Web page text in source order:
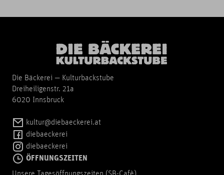
Die Bäckerei — Kulturbackstube
Dreiheiligenstr. 21a
6020 Innsbruck
kultur@diebaeckerei.at
diebaeckerei
diebaeckerei
ÖFFNUNGSZEITEN